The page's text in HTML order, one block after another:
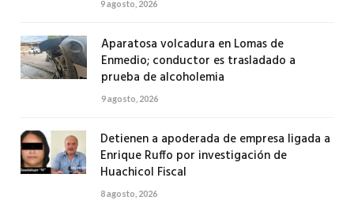
9 agosto, 2026
Aparatosa volcadura en Lomas de
Enmedio; conductor es trasladado a
prueba de alcoholemia
9 agosto, 2026
Detienen a apoderada de empresa ligada a
Enrique Ruffo por investigación de
Huachicol Fiscal
8 agosto, 2026